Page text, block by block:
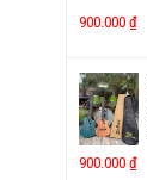
900.000 ₫
900.000 ₫